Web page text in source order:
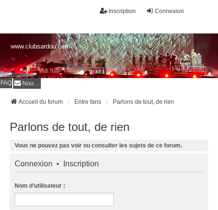
Connexion
Inscription
www.clubsardou.com
FAQ Nous contacter
Accueil du forum Entre fans Parlons de tout, de rien
Parlons de tout, de rien
Vous ne pouvez pas voir ou consulter les sujets de ce forum.
Connexion • Inscription
Nom d’utilisateur :